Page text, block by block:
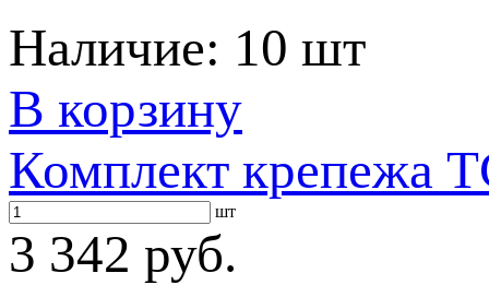
Наличие: 10 шт
В корзину
Комплект крепежа
шт
3 342 руб.